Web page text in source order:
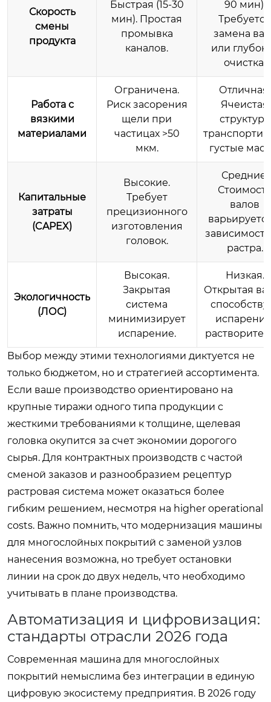
Скорость
смены
продукта
Быстрая (15-30
мин). Простая
промывка
каналов.
90 мин).
Требуется
замена
или
очистка.
Работа с
вязкими
материалами
Ограничена.
Риск засорения
щели при
частицах >50
мкм.
Отличная.
Ячеистая
структура
густые
Капитальные
затраты
(CAPEX)
Высокие.
Требует
прецизионного
изготовления
головок.
Средние.
Стоимость
валов
растра.
Экологичность
(ЛОС)
Высокая.
Закрытая
система
минимизирует
испарение.
Низкая.
Открытая
Выбор между этими технологиями диктуется не
только бюджетом, но и стратегией ассортимента.
Если ваше производство ориентировано на
крупные тиражи одного типа продукции с
жесткими требованиями к толщине, щелевая
головка окупится за счет экономии дорогого
сырья. Для контрактных производств с частой
сменой заказов и разнообразием рецептур
растровая система может оказаться более
гибким решением, несмотря на higher operational
costs. Важно помнить, что модернизация машины
для многослойных покрытий с заменой узлов
нанесения возможна, но требует остановки
линии на срок до двух недель, что необходимо
учитывать в плане производства.
Автоматизация и цифровизация:
стандарты отрасли 2026 года
Современная машина для многослойных
покрытий немыслима без интеграции в единую
цифровую экосистему предприятия. В 2026 году